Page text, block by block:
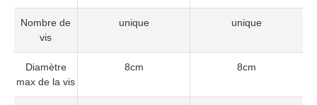
Nombre de
vis
unique unique
Diamètre
max de la vis
8cm 8cm